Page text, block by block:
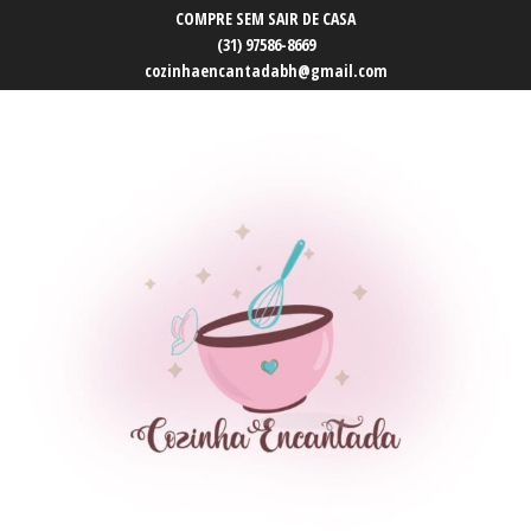
COMPRE SEM SAIR DE CASA
(31) 97586-8669
cozinhaencantadabh@gmail.com